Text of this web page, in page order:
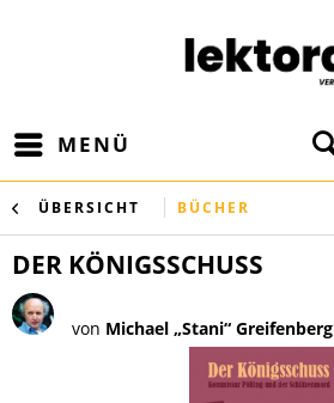
MENÜ
ÜBERSICHT BÜCHER
DER KÖNIGSSCHUSS
von Michael „Stani“ Greifenberg